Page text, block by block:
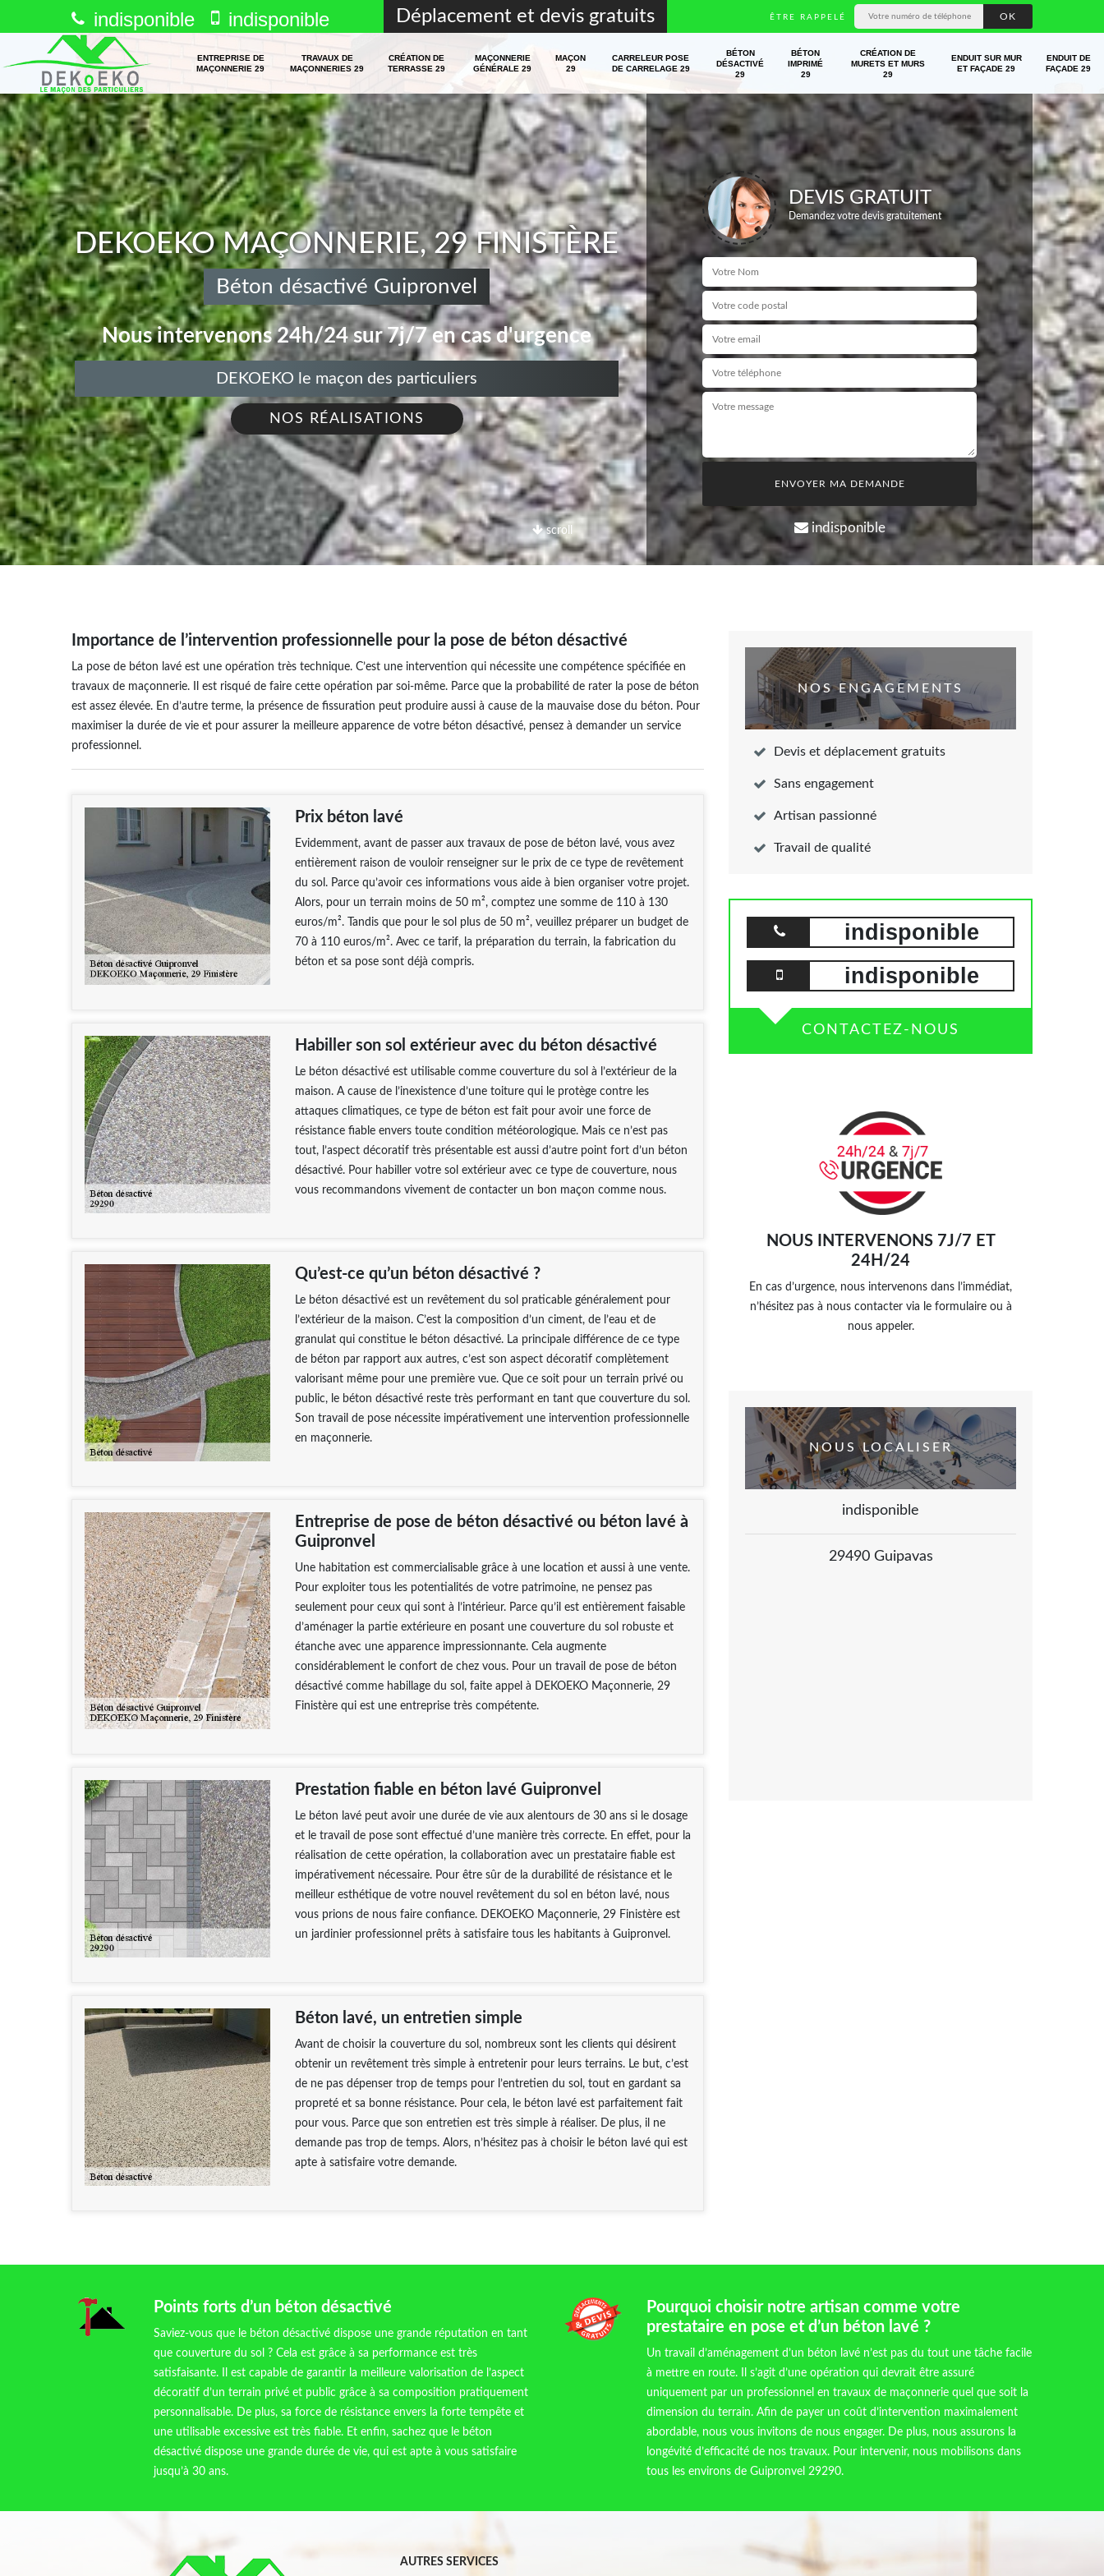
indisponible indisponible Déplacement et devis gratuits ÊTRE RAPPELÉ
ENTREPRISE DE
MAÇONNERIE 29
TRAVAUX DE
MAÇONNERIES 29
CRÉATION DE
TERRASSE 29
MAÇONNERIE
GÉNÉRALE 29
MAÇON
29
CARRELEUR POSE
DE CARRELAGE 29
BÉTON
DÉSACTIVÉ
29
BÉTON
IMPRIMÉ
29
CRÉATION DE
MURETS ET MURS
29
ENDUIT SUR MUR
ET FAÇADE 29
ENDUIT DE
FAÇADE 29
scroll
DEKOEKO MAÇONNERIE, 29 FINISTÈRE
Béton désactivé Guipronvel
Nous intervenons 24h/24 sur 7j/7 en cas d'urgence
DEKOEKO le maçon des particuliers
NOS RÉALISATIONS
DEVIS GRATUIT
Demandez votre devis gratuitement
indisponible
Importance de l’intervention professionnelle pour la pose de béton désactivé
La pose de béton lavé est une opération très technique. C’est une intervention qui nécessite une compétence spécifiée en
travaux de maçonnerie. Il est risqué de faire cette opération par soi-même. Parce que la probabilité de rater la pose de béton
est assez élevée. En d’autre terme, la présence de fissuration peut produire aussi à cause de la mauvaise dose du béton. Pour
maximiser la durée de vie et pour assurer la meilleure apparence de votre béton désactivé, pensez à demander un service
professionnel.
Prix béton lavé
Evidemment, avant de passer aux travaux de pose de béton lavé, vous avez
entièrement raison de vouloir renseigner sur le prix de ce type de revêtement
du sol. Parce qu’avoir ces informations vous aide à bien organiser votre projet.
Alors, pour un terrain moins de 50 m², comptez une somme de 110 à 130
euros/m². Tandis que pour le sol plus de 50 m², veuillez préparer un budget de
70 à 110 euros/m². Avec ce tarif, la préparation du terrain, la fabrication du
béton et sa pose sont déjà compris.
Habiller son sol extérieur avec du béton désactivé
Le béton désactivé est utilisable comme couverture du sol à l’extérieur de la
maison. A cause de l’inexistence d’une toiture qui le protège contre les
attaques climatiques, ce type de béton est fait pour avoir une force de
résistance fiable envers toute condition météorologique. Mais ce n’est pas
tout, l’aspect décoratif très présentable est aussi d’autre point fort d’un béton
désactivé. Pour habiller votre sol extérieur avec ce type de couverture, nous
vous recommandons vivement de contacter un bon maçon comme nous.
Qu’est-ce qu’un béton désactivé ?
Le béton désactivé est un revêtement du sol praticable généralement pour
l’extérieur de la maison. C’est la composition d’un ciment, de l’eau et de
granulat qui constitue le béton désactivé. La principale différence de ce type
de béton par rapport aux autres, c’est son aspect décoratif complètement
valorisant même pour une première vue. Que ce soit pour un terrain privé ou
public, le béton désactivé reste très performant en tant que couverture du sol.
Son travail de pose nécessite impérativement une intervention professionnelle
en maçonnerie.
Entreprise de pose de béton désactivé ou béton lavé à
Guipronvel
Une habitation est commercialisable grâce à une location et aussi à une vente.
Pour exploiter tous les potentialités de votre patrimoine, ne pensez pas
seulement pour ceux qui sont à l’intérieur. Parce qu’il est entièrement faisable
d’aménager la partie extérieure en posant une couverture du sol robuste et
étanche avec une apparence impressionnante. Cela augmente
considérablement le confort de chez vous. Pour un travail de pose de béton
désactivé comme habillage du sol, faite appel à DEKOEKO Maçonnerie, 29
Finistère qui est une entreprise très compétente.
Prestation fiable en béton lavé Guipronvel
Le béton lavé peut avoir une durée de vie aux alentours de 30 ans si le dosage
et le travail de pose sont effectué d’une manière très correcte. En effet, pour la
réalisation de cette opération, la collaboration avec un prestataire fiable est
impérativement nécessaire. Pour être sûr de la durabilité de résistance et le
meilleur esthétique de votre nouvel revêtement du sol en béton lavé, nous
vous prions de nous faire confiance. DEKOEKO Maçonnerie, 29 Finistère est
un jardinier professionnel prêts à satisfaire tous les habitants à Guipronvel.
Béton lavé, un entretien simple
Avant de choisir la couverture du sol, nombreux sont les clients qui désirent
obtenir un revêtement très simple à entretenir pour leurs terrains. Le but, c’est
de ne pas dépenser trop de temps pour l’entretien du sol, tout en gardant sa
propreté et sa bonne résistance. Pour cela, le béton lavé est parfaitement fait
pour vous. Parce que son entretien est très simple à réaliser. De plus, il ne
demande pas trop de temps. Alors, n’hésitez pas à choisir le béton lavé qui est
apte à satisfaire votre demande.
NOS ENGAGEMENTS
Devis et déplacement gratuits
Sans engagement
Artisan passionné
Travail de qualité
indisponible
indisponible
CONTACTEZ-NOUS
NOUS INTERVENONS 7J/7 ET
24H/24
En cas d’urgence, nous intervenons dans l’immédiat,
n’hésitez pas à nous contacter via le formulaire ou à
nous appeler.
NOUS LOCALISER
indisponible
29490 Guipavas
Points forts d’un béton désactivé
Saviez-vous que le béton désactivé dispose une grande réputation en tant
que couverture du sol ? Cela est grâce à sa performance est très
satisfaisante. Il est capable de garantir la meilleure valorisation de l’aspect
décoratif d’un terrain privé et public grâce à sa composition pratiquement
personnalisable. De plus, sa force de résistance envers la forte tempête et
une utilisable excessive est très fiable. Et enfin, sachez que le béton
désactivé dispose une grande durée de vie, qui est apte à vous satisfaire
jusqu’à 30 ans.
Pourquoi choisir notre artisan comme votre
prestataire en pose et d’un béton lavé ?
Un travail d’aménagement d’un béton lavé n’est pas du tout une tâche facile
à mettre en route. Il s’agit d’une opération qui devrait être assuré
uniquement par un professionnel en travaux de maçonnerie quel que soit la
dimension du terrain. Afin de payer un coût d’intervention maximalement
abordable, nous vous invitons de nous engager. De plus, nous assurons la
longévité d’efficacité de nos travaux. Pour intervenir, nous mobilisons dans
tous les environs de Guipronvel 29290.
AUTRES SERVICES